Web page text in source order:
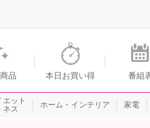
ングのショップチャンネル
品 本日お買い得 番組
エット
ネス
ホーム・インテリア 家電